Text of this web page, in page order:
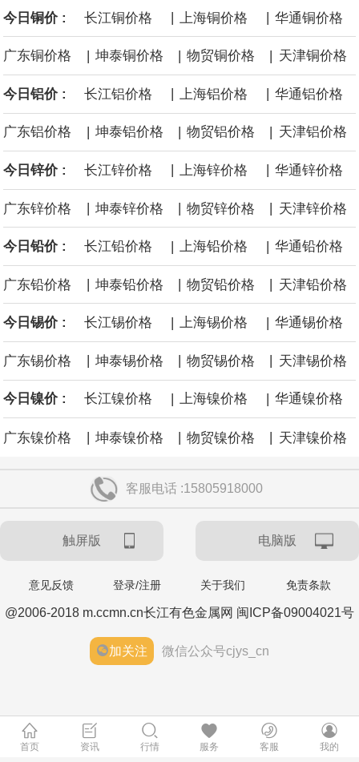
到采购的总费用可能高达2750亿美元，为美国有史以来最昂贵的水
面战舰项目之一。 根据CBO的初步估算，首舰造价约234亿美元，
后续14艘平均每艘约180亿美元。
黄金价格有望录得自今年1月以来最大单周涨幅。油价走弱为金价提
供支撑，同时投资者正等待美国非农就业数据，以寻找美国利率前
景的线索。StoneX高级分析师马特·辛普森表示，中东和平前景改善
海力士：龙仁工厂将生产高带宽内存（HBM）及其他下一代动态随
机存取存储器（DRAM）。
今日铜价 : 长江铜价格 | 上海铜价格 | 华通铜价格
广东铜价格 | 坤泰铜价格 | 物贸铜价格 | 天津铜价格
今日铝价 : 长江铝价格 上海铝价格 华通铝价格
广东铝价格 | 坤泰铝价格 | 物贸铝价格 | 天津铝价格
今日锌价 : 长江锌价格 上海锌价格 华通锌价格
广东锌价格 | 坤泰锌价格 | 物贸锌价格 | 天津锌价格
今日铅价 : 长江铅价格 | 上海铅价格 | 华通铅价格
广东铅价格 坤泰铅价格 物贸铅价格 天津铅价格
今日锡价 : 长江锡价格 | 上海锡价格 | 华通锡价格
广东锡价格 坤泰锡价格 物贸锡价格 天津锡价格
今日镍价 : 长江镍价格 | 上海镍价格 | 华通镍价格
广东镍价格 | 坤泰镍价格 | 物贸镍价格 | 天津镍价格
客服电话 :15805918000
触屏版 电脑版
意见反馈 登录/注册 关于我们 免责条款
@2006-2018 m.ccmn.cn长江有色金属网 闽ICP备09004021号
加关注 微信公众号cjys_cn
首页 资讯 行情 服务 客服 我的